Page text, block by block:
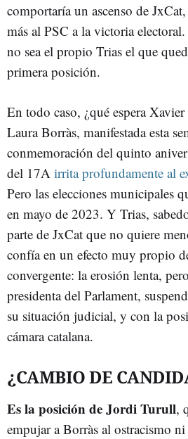
comportaría un ascenso de
más al PSC a la victoria
no sea el propio Trias el que
primera posición.
En todo caso, ¿qué espera
Laura Borràs, manifestada esta
conmemoración del quinto
del 17A irrita profundamente al
Pero las elecciones municipales
en mayo de 2023. Y Trias,
parte de JxCat que no quiere
confía en un efecto muy propio
convergente: la erosión lenta,
presidenta del Parlament,
su situación judicial, y con la
cámara catalana.
¿CAMBIO DE
Es la posición de Jordi Turull,
empujar a Borràs al ostracismo